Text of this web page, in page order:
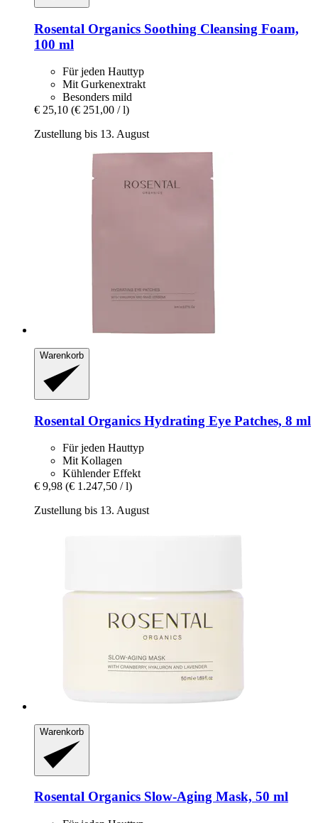
Rosental Organics Soothing Cleansing Foam,
100 ml
Für jeden Hauttyp
Mit Gurkenextrakt
Besonders mild
€ 25,10 (€ 251,00 / l)
Zustellung bis 13. August
Warenkorb
Rosental Organics Hydrating Eye Patches, 8 ml
Für jeden Hauttyp
Mit Kollagen
Kühlender Effekt
€ 9,98 (€ 1.247,50 / l)
Zustellung bis 13. August
Warenkorb
Rosental Organics Slow-​Aging Mask, 50 ml